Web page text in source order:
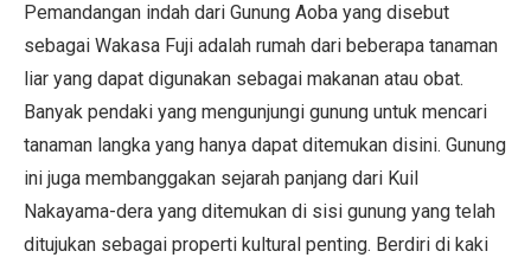
Pemandangan indah dari Gunung Aoba yang disebut
sebagai Wakasa Fuji adalah rumah dari beberapa tanaman
liar yang dapat digunakan sebagai makanan atau obat.
Banyak pendaki yang mengunjungi gunung untuk mencari
tanaman langka yang hanya dapat ditemukan disini. Gunung
ini juga membanggakan sejarah panjang dari Kuil
Nakayama-dera yang ditemukan di sisi gunung yang telah
ditujukan sebagai properti kultural penting. Berdiri di kaki